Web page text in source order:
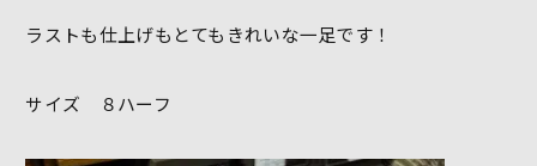
ラストも仕上げもとてもきれいな一足です！
サイズ ８ハーフ